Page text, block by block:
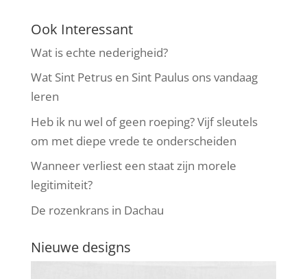
Ook Interessant
Wat is echte nederigheid?
Wat Sint Petrus en Sint Paulus ons vandaag
leren
Heb ik nu wel of geen roeping? Vijf sleutels
om met diepe vrede te onderscheiden
Wanneer verliest een staat zijn morele
legitimiteit?
De rozenkrans in Dachau
Nieuwe designs